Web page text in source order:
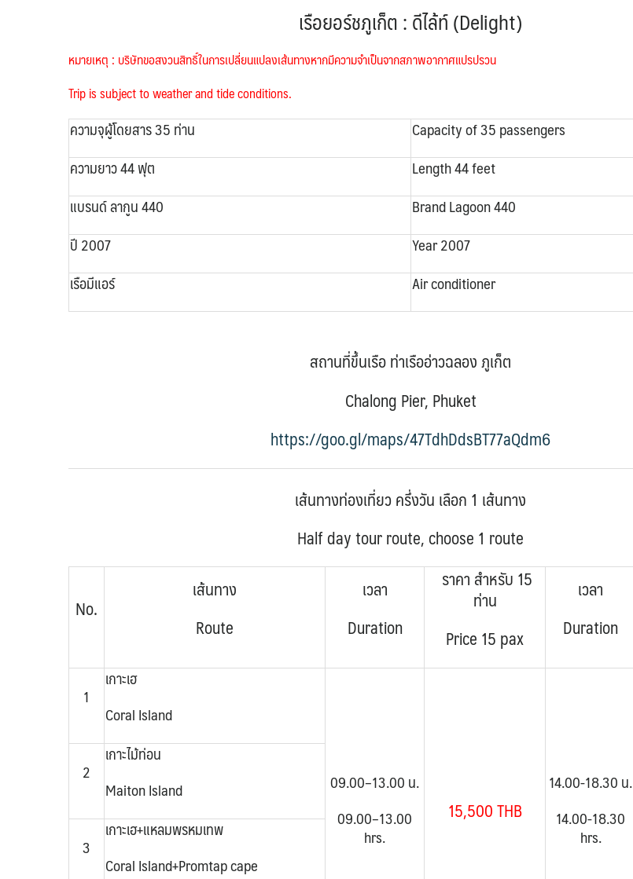
เรือยอร์ชภูเก็ต: ดีไล้ท์ (Delight)
หมายเหตุ : บริษัทขอสงวนสิทธิ์ในการเปลี่ยนแปลงเส้นทางหากมีความจำเป็นจากสภาพอากาศแปรปรวน
Trip is subject to weather and tide conditions.
ความจุผู้โดยสาร 35 ท่าน
Capacity of 35 passengers
ความยาว 44 ฟุต
Length 44 feet
แบรนด์ ลากูน 440
Brand Lagoon 440
ปี 2007
Year 2007
เรือมีแอร์
Air conditioner
สถานที่ขึ้นเรือท่าเรืออ่าวฉลอง ภูเก็ต
Chalong Pier, Phuket
https://goo.gl/maps/47TdhDdsBT77aQdm6
เส้นทางท่องเที่ยว ครึ่งวัน เลือก 1 เส้นทาง
Half daytour route, choose 1 route
No.
เส้นทาง
Route
เวลา
Duration
ราคา สำหรับ 15
ท่าน
Price 15 pax
เวลา
Duration
1
เกาะเฮ
Coral Island
09.00–13.00 น.
09.00–13.00
hrs.
15,500 THB
14.00-18.30 น.
14.00-18.30
hrs.
2
เกาะไม้ท่อน
Maiton Island
3
เกาะเฮ+แหลมพรหมเทพ
Coral Island+Promtap cape